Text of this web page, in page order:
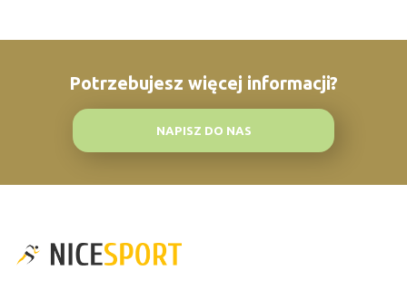
Potrzebujesz więcej informacji?
NAPISZ DO NAS